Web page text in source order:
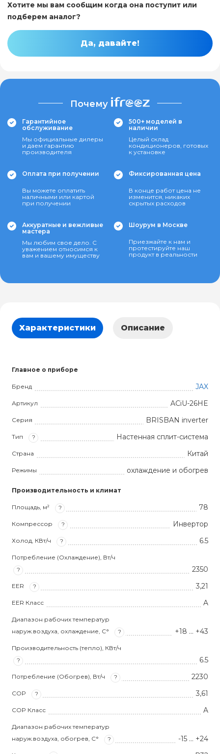
Хотите мы вам сообщим когда она поступит или
подберем аналог?
Да, давайте!
Почему
Гарантийное
обслуживание
Мы официальные дилеры
и даем гарантию
производителя
500+ моделей в
наличии
Целый склад
кондиционеров, готовых
к установке
Оплата при получении
Вы можете оплатить
наличными или картой
при получении
Фиксированная цена
В конце работ цена не
изменится, никаких
скрытых расходов
Аккуратные и вежливые
мастера
Мы любим свое дело. С
уважением относимся к
вам и вашему имуществу
Шоурум в Москве
Приезжайте к нам и
протестируйте наш
продукт в реальности
Характеристики Описание
Главное о приборе
Бренд JAX
Артикул ACiU-26HE
Серия BRISBAN inverter
Тип ? Настенная сплит-система
Страна Китай
Режимы охлаждение и обогрев
Производительность и климат
Площадь, м² ? 78
Компрессор ? Инвертор
Холод, КВт/ч ? 6.5
Потребление (Охлаждение), Вт/ч
?
2350
EER ? 3,21
EER Класс A
Диапазон рабочих температур
наруж.воздуха, охлаждение, С°
? +18 … +43
Производительность (тепло), КВт/ч
?
6.5
Потребление (Обогрев), Вт/ч ? 2230
COP ? 3,61
COP Класс A
Диапазон рабочих температур
наруж.воздуха, обогрев, С°
? -15 … +24